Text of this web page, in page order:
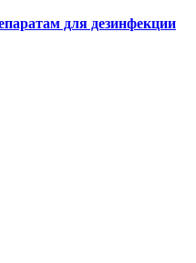
для дезинфекции